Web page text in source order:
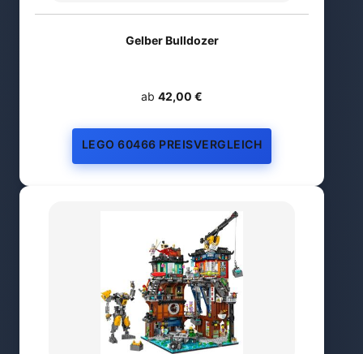
Gelber Bulldozer
ab 42,00 €
LEGO 60466 PREISVERGLEICH